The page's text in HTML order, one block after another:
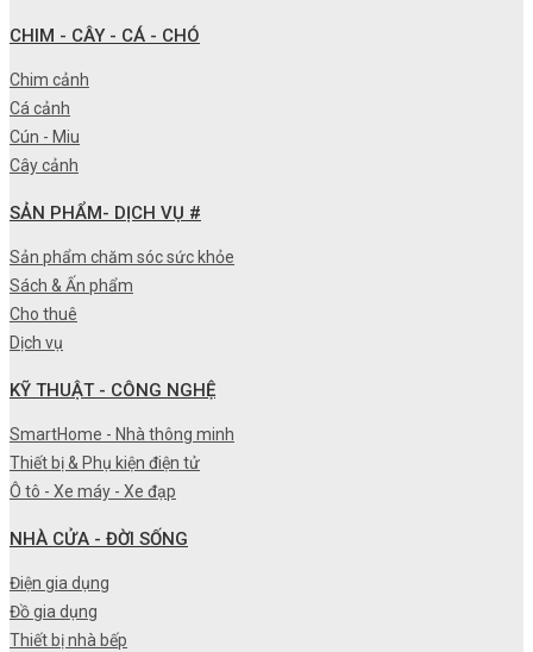
CHIM - CÂY - CÁ - CHÓ
Chim cảnh
Cá cảnh
Cún - Miu
Cây cảnh
SẢN PHẨM- DỊCH VỤ #
Sản phẩm chăm sóc sức khỏe
Sách & Ấn phẩm
Cho thuê
Dịch vụ
KỸ THUẬT - CÔNG NGHỆ
SmartHome - Nhà thông minh
Thiết bị & Phụ kiện điện tử
Ô tô - Xe máy - Xe đạp
NHÀ CỬA - ĐỜI SỐNG
Điện gia dụng
Đồ gia dụng
Thiết bị nhà bếp